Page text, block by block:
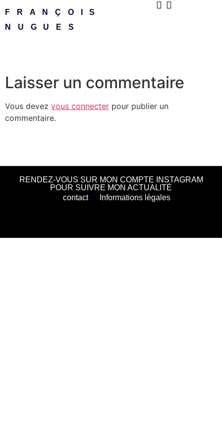
FRANÇOIS
NUGUES
Laisser un commentaire
Vous devez vous connecter pour publier un
commentaire.
RENDEZ-VOUS SUR MON COMPTE INSTAGRAM
POUR SUIVRE MON ACTUALITÉ
contact
Informations légales